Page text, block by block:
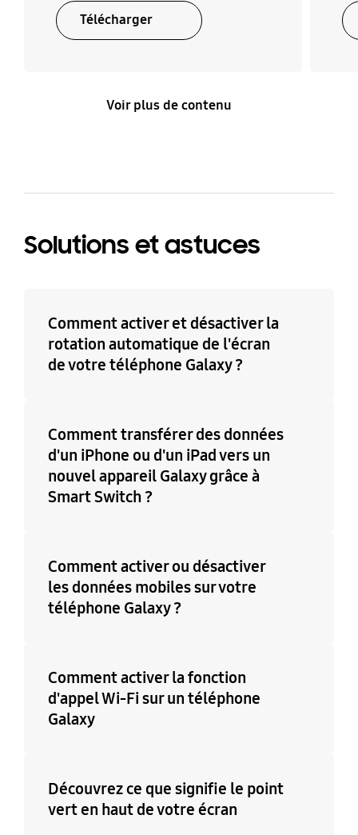
Télécharger
Voir plus de contenu
Solutions et astuces
Comment activer et désactiver la
rotation automatique de l'écran
de votre téléphone Galaxy ?
Comment transférer des données
d'un iPhone ou d'un iPad vers un
nouvel appareil Galaxy grâce à
Smart Switch ?
Comment activer ou désactiver
les données mobiles sur votre
téléphone Galaxy ?
Comment activer la fonction
d'appel Wi-Fi sur un téléphone
Galaxy
Découvrez ce que signifie le point
vert en haut de votre écran